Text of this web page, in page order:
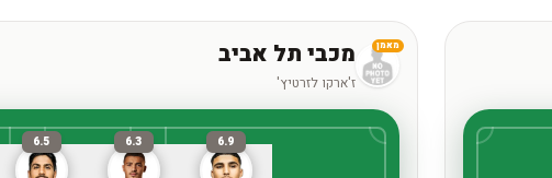
מאמן מכבי תל אביב
ז'ארקו לזרטיץ'
6.9
6.3
6.5